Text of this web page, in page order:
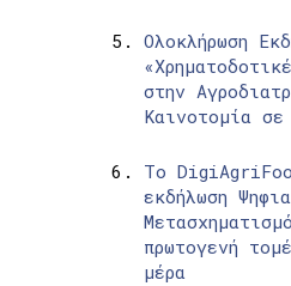
Ολοκλήρωση
στην
Καινοτομία σε
Το
εκδήλωση
πρωτογενή
μέρα